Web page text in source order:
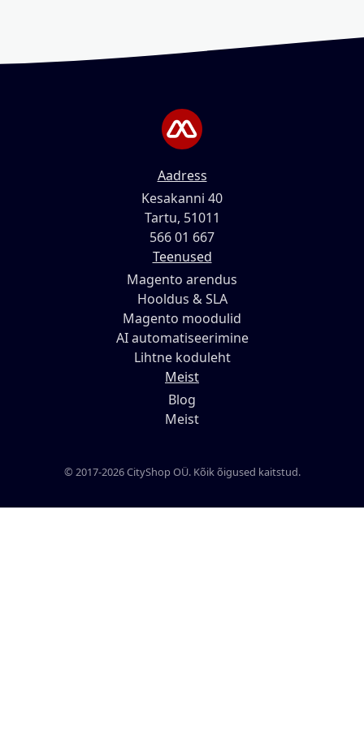
Aadress
Kesakanni 40
Tartu, 51011
566 01 667
Teenused
Magento arendus
Hooldus & SLA
Magento moodulid
AI automatiseerimine
Lihtne koduleht
Meist
Blog
Meist
© 2017-2026 CityShop OÜ. Kõik õigused kaitstud.